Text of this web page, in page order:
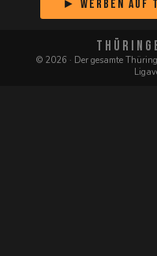
► Werben auf
© 2026 · Der gesamte